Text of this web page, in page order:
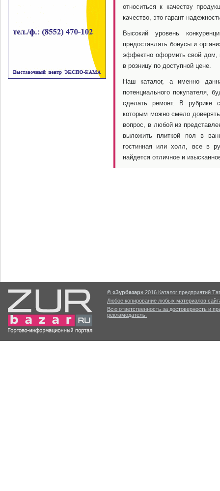
относиться к качеству
качество, это гарант
Высокий уровень
предоставлять бонусы и
эффектно оформить свой дом,
в розницу по доступной цене.
Наш каталог, а именно
потенциального покупателя,
сделать ремонт. В рубрике
которым можно смело
вопрос, в любой из
выложить плиткой пол в
гостинная или холл, все в
найдется отличное и
© «Зурбазар» 2016 Каталог предприятий
Любое копирование любых материалов
Всю ответственность за достоверность и
рекламодатель.